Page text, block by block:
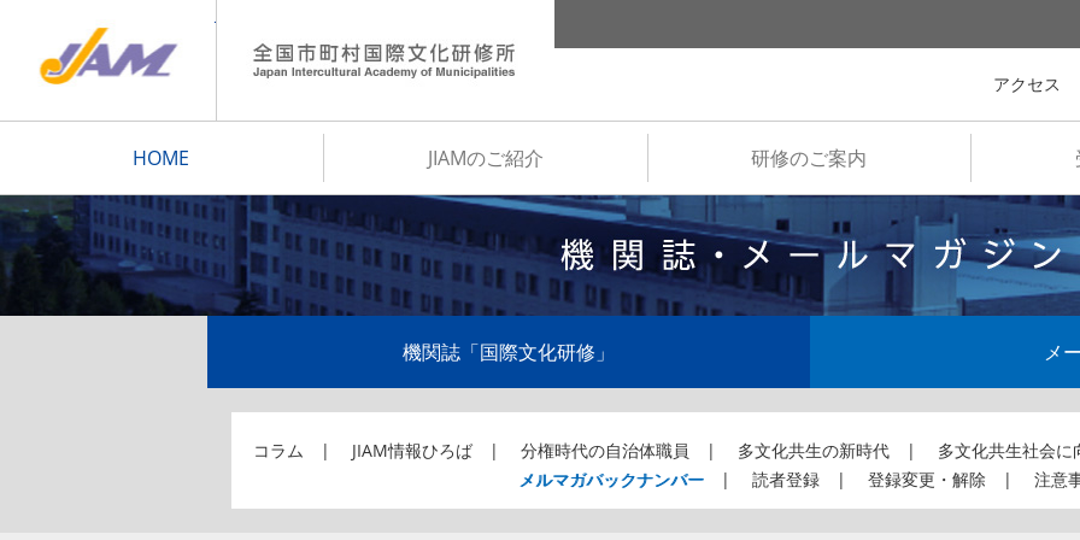
HOME JIAMのご紹介 研修のご案内
アクセス
機関誌「国際文化研修」 メ
コラム JIAM情報ひろば 分権時代の自治体職員 多文化共生の新時代
多文化共生社会に
メルマガバックナンバー
読者登録 登録変更・解除 注意